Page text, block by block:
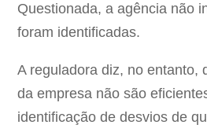
Questionada, a agência não
foram identificadas.
A reguladora diz, no entanto,
da empresa não são
identificação de desvios de